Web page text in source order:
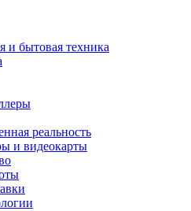
и бытовая техника
реальность
и видеокарты